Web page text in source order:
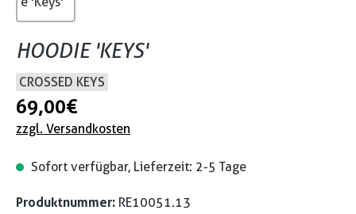
HOODIE 'KEYS'
CROSSED KEYS
69,00 €
zzgl. Versandkosten
Sofort verfügbar, Lieferzeit: 2-5 Tage
Produktnummer: RE10051.13